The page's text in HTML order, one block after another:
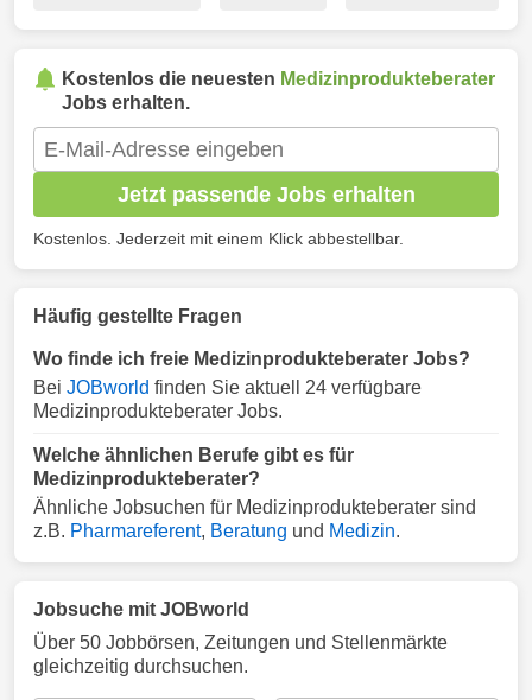
Kostenlos die neuesten Medizinprodukteberater
Jobs erhalten.
Jetzt passende Jobs erhalten
Kostenlos. Jederzeit mit einem Klick abbestellbar.
Häufig gestellte Fragen
Wo finde ich freie Medizinprodukteberater Jobs?
Bei JOBworld finden Sie aktuell 24 verfügbare
Medizinprodukteberater Jobs.
Welche ähnlichen Berufe gibt es für
Medizinprodukteberater?
Ähnliche Jobsuchen für Medizinprodukteberater sind
z.B. Pharmareferent, Beratung und Medizin.
Jobsuche mit JOBworld
Über 50 Jobbörsen, Zeitungen und Stellenmärkte
gleichzeitig durchsuchen.